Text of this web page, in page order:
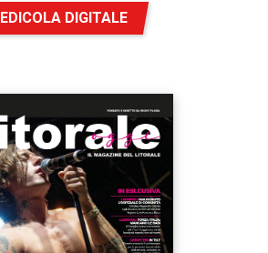
EDICOLA DIGITALE